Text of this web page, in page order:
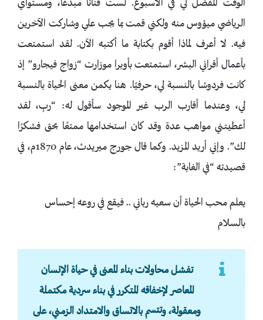
الوقت المفضل لي في الأسبوع. لست فنانًا مبدعًا، ومستواي
الرياضي ميؤوس منه ولكني قمت بما يجب علي وشاركت الآخرين
فيه. لا أعرف لماذا أقوم بكتابة ما أكتبه الآن. لقد استمتعت
بأعمال أقراني البشر، استمتعت بأوبرا موزارت “زواج فيجارو” إذ
كانت فردوسًا بالنسبة لي، حرفيًا. هنا يكمن معنى الحياة بالنسبة
لي، وعندما أقارب الرب غير الموجود سأقول له: “ربِ، لقد
أعطيتني مواهب عدة وقد كان استخدامها ممتعًا بحق فشكرًا
لك”. وإني أريد المزيد. وكما قال جورج ميريدث، عام 1870م، في
قصيدته “في الغابة”:
يعلم محب الحياة أن سعيه رباني .. فيقع في روعه إحساس
بالسلام
تفشل محاولات بناء المعنى في حياة الإنسان
المعاصر لإخفاقه المتكرر في بناء سردية مكتملة
ومعقولة، وتتسم بالاتساق والامتداد الزمني، على